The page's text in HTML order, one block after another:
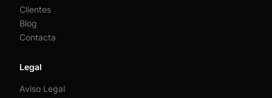
Clientes
Blog
Contacta
Legal
Aviso Legal